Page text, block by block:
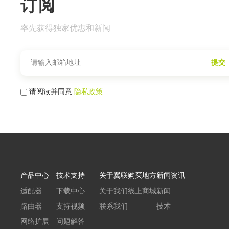
订阅
率先获得独家优惠和新闻
提交
请阅读并同意隐私政策
产品中心
适配器
路由器
网络扩展
技术支持
下载中心
支持视频
问题解答
关于翼联
关于我们
联系我们
购买地方
线上商城
新闻资讯
新闻
技术